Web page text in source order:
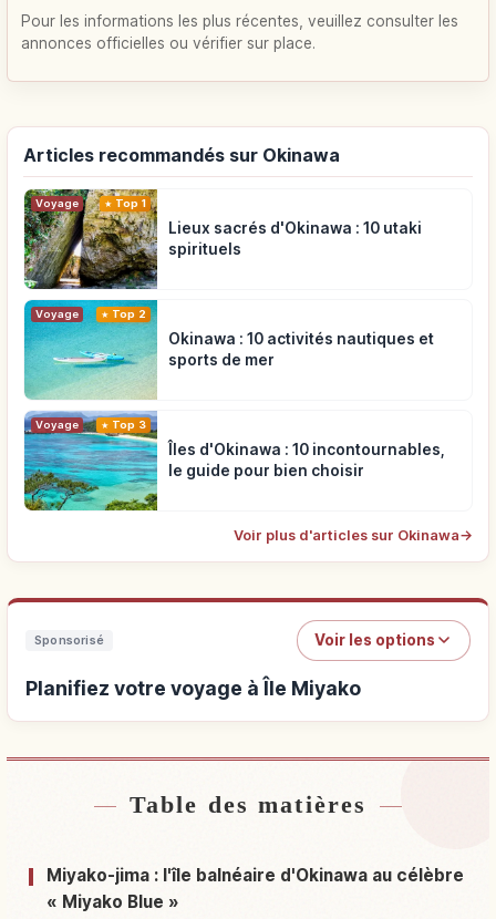
Pour les informations les plus récentes, veuillez consulter les
annonces officielles ou vérifier sur place.
Articles recommandés sur Okinawa
Voyage Top 1
Lieux sacrés d'Okinawa : 10 utaki
spirituels
Voyage Top 2
Okinawa : 10 activités nautiques et
sports de mer
Voyage Top 3
Îles d'Okinawa : 10 incontournables,
le guide pour bien choisir
Voir plus d'articles sur Okinawa→
Sponsorisé Voir les options
Planifiez votre voyage à Île Miyako
Hébergements près de Île Miyako ↗
Activités à Île Miyako↗
Table des matières
Miyako-jima : l'île balnéaire d'Okinawa au célèbre
« Miyako Blue »